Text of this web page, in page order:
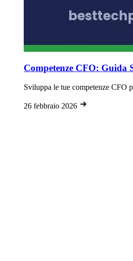
Competenze CFO: Guida
Sviluppa le tue competenze CFO
26 febbraio 2026